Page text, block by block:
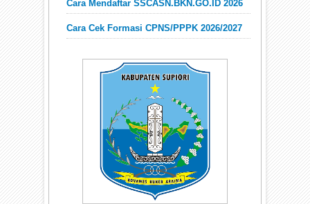
Cara Mendaftar SSCASN.BKN.GO.ID 2026
Cara Cek Formasi CPNS/PPPK 2026/2027